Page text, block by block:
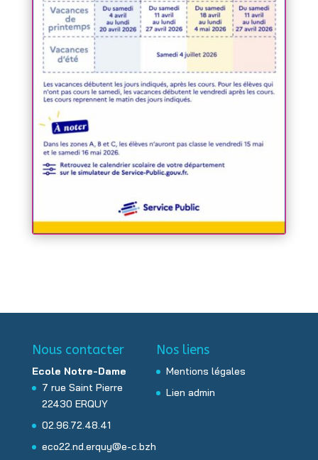
Nous contacter
Ecole Notre-Dame
7 rue Saint Pierre
22430 ERQUY
02.96.72.48.41
eco22.nd.erquy@e-c.bzh
Nos liens
Mentions légales
Lien admin